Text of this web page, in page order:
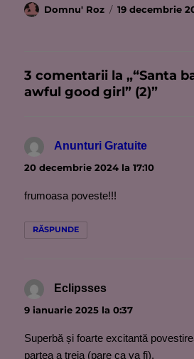
Autor
Domnu' Roz
Publicat
19 decembrie
3 comentarii la „“Santa
awful good girl” (2)”
Anunturi Gratuite
20 decembrie 2024 la 17:10
frumoasa poveste!!!
RĂSPUNDE
Eclipsses
9 ianuarie 2025 la 0:37
Superbă și foarte excitantă
partea a treia (pare ca va fi).